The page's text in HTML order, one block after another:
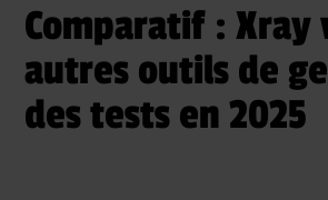
Comparatif : Xray
autres outils de
des tests en 2025